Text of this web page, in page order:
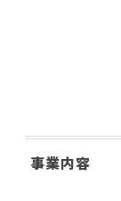
事業内容